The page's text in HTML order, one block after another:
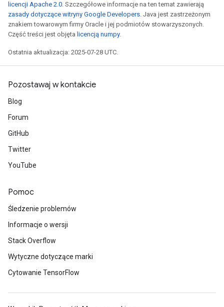
licencji Apache 2.0. Szczegółowe informacje na ten temat zawierają
zasady dotyczące witryny Google Developers. Java jest zastrzeżonym
znakiem towarowym firmy Oracle i jej podmiotów stowarzyszonych.
Część treści jest objęta licencją numpy.
Ostatnia aktualizacja: 2025-07-28 UTC.
Pozostawaj w kontakcie
Blog
Forum
GitHub
Twitter
YouTube
Pomoc
Śledzenie problemów
Informacje o wersji
Stack Overflow
Wytyczne dotyczące marki
Cytowanie TensorFlow